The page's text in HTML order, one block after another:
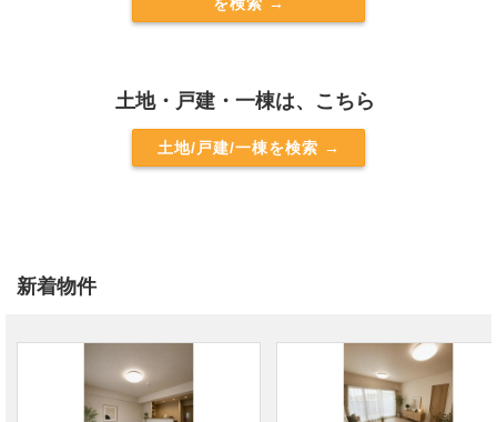
土地・戸建・一棟は、こちら
土地/戸建/一棟を検索 →
新着物件